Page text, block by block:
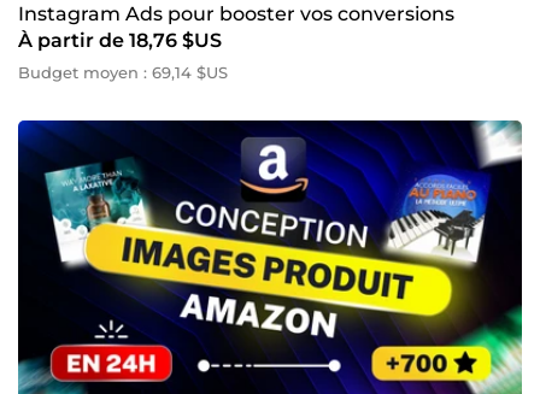
Instagram Ads pour booster vos conversions
À partir de 18,76 $US
Budget moyen : 69,14 $US